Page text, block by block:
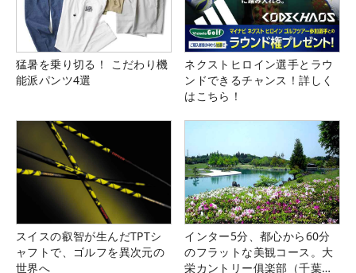
猛暑を乗り切る！ こだわり機
能派パンツ4選
ネクストヒロイン選手とラウ
ンドできるチャンス！詳しく
はこちら！
スイスの叡智が生んだTPTシ
ャフトで、ゴルフを異次元の
世界へ
インター5分、都心から60分
のフラットな美観コース。大
栄カントリー俱楽部（千葉